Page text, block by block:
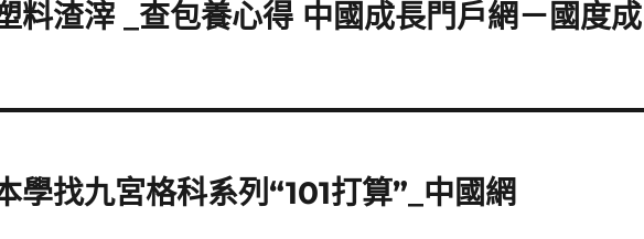
料渣滓 _查包養心得 中國成長門戶網－國度成
學找九宮格科系列“101打算”_中國網